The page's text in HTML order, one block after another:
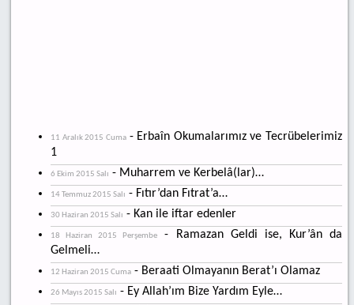
11 Aralık 2015 Cuma- Erbaîn Okumalarımız ve Tecrübelerimiz
1
6 Ekim 2015 Salı - Muharrem ve Kerbelâ(lar)…
14 Temmuz 2015 Salı - Fıtır’dan Fıtrat’a…
30 Haziran 2015 Salı - Kan ile iftar edenler
18 Haziran 2015 Perşembe
- Ramazan Geldi ise, Kur’ân da
Gelmeli…
12 Haziran 2015 Cuma - Beraati Olmayanın Berat’ı Olamaz
26 Mayıs 2015 Salı - Ey Allah’ım Bize Yardım Eyle…